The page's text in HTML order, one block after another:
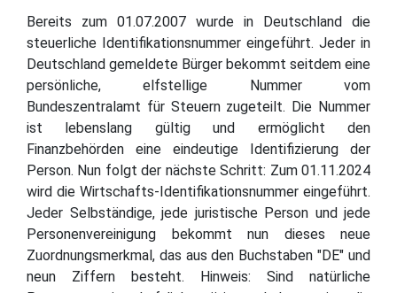
Bereits zum 01.07.2007 wurde in Deutschland die
steuerliche Identifikationsnummer eingeführt. Jeder in
Deutschland gemeldete Bürger bekommt seitdem eine
persönliche, elfstellige Nummer vom
Bundeszentralamt für Steuern zugeteilt. Die Nummer
ist lebenslang gültig und ermöglicht den
Finanzbehörden eine eindeutige Identifizierung der
Person. Nun folgt der nächste Schritt: Zum 01.11.2024
wird die Wirtschafts-Identifikationsnummer eingeführt.
Jeder Selbständige, jede juristische Person und jede
Personenvereinigung bekommt nun dieses neue
Zuordnungsmerkmal, das aus den Buchstaben "DE" und
neun Ziffern besteht. Hinweis: Sind natürliche